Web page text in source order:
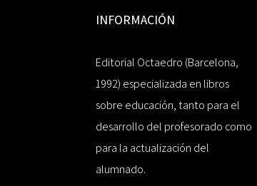
INFORMACIÓN
Editorial Octaedro (Barcelona,
1992) especializada en libros
sobre educación, tanto para el
desarrollo del profesorado como
para la actualización del
alumnado.